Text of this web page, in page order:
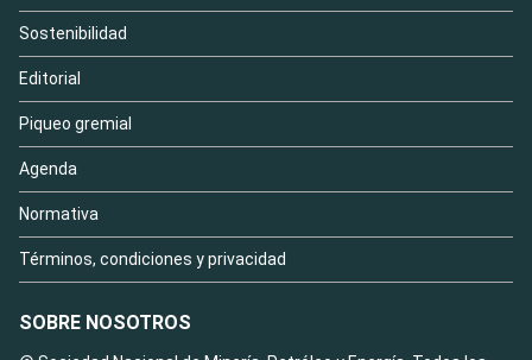
Sostenibilidad
Editorial
Piqueo gremial
Agenda
Normativa
Términos, condiciones y privacidad
SOBRE NOSOTROS